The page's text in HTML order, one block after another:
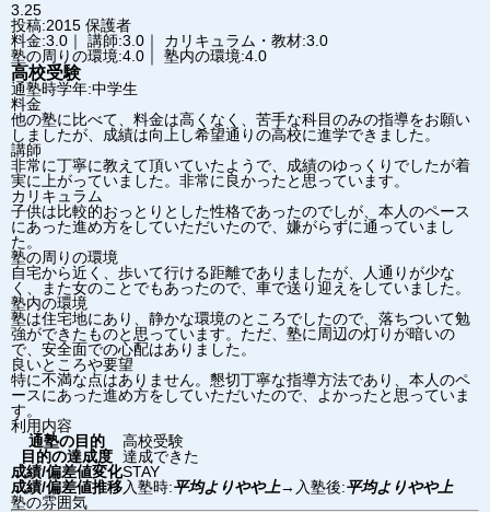
3.25
投稿:2015 保護者
料金:3.0｜ 講師:3.0｜ カリキュラム・教材:3.0
塾の周りの環境:4.0｜ 塾内の環境:4.0
高校受験
通塾時学年:中学生
料金
他の塾に比べて、料金は高くなく、苦手な科目のみの指導をお願い
しましたが、成績は向上し希望通りの高校に進学できました。
講師
非常に丁寧に教えて頂いていたようで、成績のゆっくりでしたが着
実に上がっていました。非常に良かったと思っています。
カリキュラム
子供は比較的おっとりとした性格であったのでしが、本人のペース
にあった進め方をしていただいたので、嫌がらずに通っていまし
た。
塾の周りの環境
自宅から近く、歩いて行ける距離でありましたが、人通りが少な
く、また女のことでもあったので、車で送り迎えをしていました。
塾内の環境
塾は住宅地にあり、静かな環境のところでしたので、落ちついて勉
強ができたものと思っています。ただ、塾に周辺の灯りが暗いの
で、安全面での心配はありました。
良いところや要望
特に不満な点はありません。懇切丁寧な指導方法であり、本人のペ
ースにあった進め方をしていただいたので、よかったと思っていま
す。
利用内容
通塾の目的
高校受験
目的の達成度 達成できた
成績/偏差値変化STAY
成績/偏差値推移入塾時:平均よりやや上→ 入塾後:平均よりやや上
塾の雰囲気